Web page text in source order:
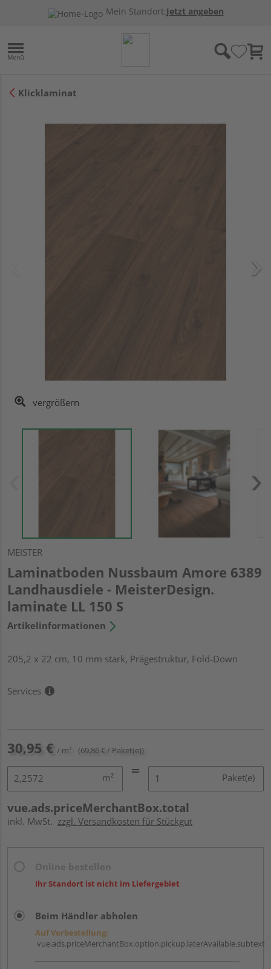
Mein Standort:Jetzt angeben
Klicklaminat
vergrößern
MEISTER
Laminatboden Nussbaum Amore 6389
Landhausdiele - MeisterDesign.
laminate LL 150 S
Artikelinformationen
205,2 x 22 cm, 10 mm stark, Prägestruktur, Fold-Down
Services
30,95 € / m² (69,86 € / Paket(e))
m² Paket(e)
vue.ads.priceMerchantBox.total
inkl. MwSt. zzgl. Versandkosten für Stückgut
Ihr Standort ist nicht im Liefergebiet
Beim Händler abholen
Auf Vorbestellung:
vue.ads.priceMerchantBox.option.pickup.laterAvailable.subtext